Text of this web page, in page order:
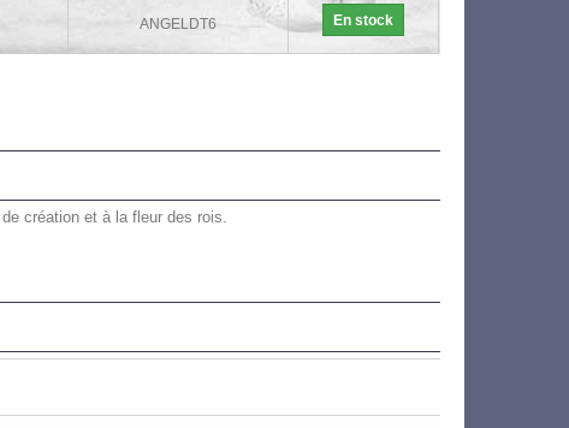
ANGELDT6 En stock
création et à la fleur des rois.